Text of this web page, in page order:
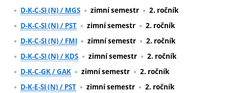
D-K-C-SI (N) / MGS
zimní semestr
2. ročník
D-K-C-SI (N) / PST
zimní semestr
2. ročník
D-K-C-SI (N) / FMI
zimní semestr
2. ročník
D-K-C-SI (N) / KDS
zimní semestr
2. ročník
D-K-C-GK / GAK
zimní semestr
2. ročník
D-K-E-SI (N) / PST
zimní semestr 2. ročník